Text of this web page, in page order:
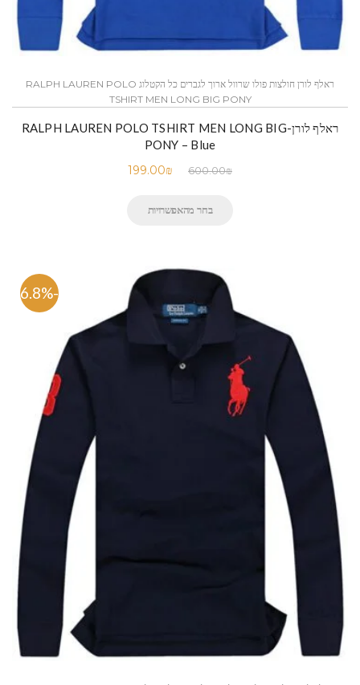
ראלף לורן חולצות פולו שרוול ארוך לגברים כל הקטלוג RALPH LAUREN POLO
TSHIRT MEN LONG BIG PONY
ראלף לורן-RALPH LAUREN POLO TSHIRT MEN LONG BIG
PONY – Blue
600.00₪
199.00₪
בחר מהאפשרויות
-66.8%